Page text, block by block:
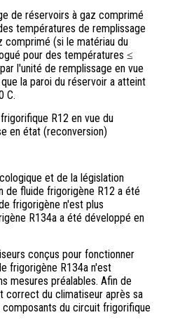
de réservoirs à gaz comprimé
températures de remplissage
comprimé (si le matériau du
pour des températures ≤
l'unité de remplissage en vue
la paroi du réservoir a atteint
C.
R12 en vue du
en état (reconversion)
et de la législation
de fluide frigorigène R12 a été
frigorigène n'est plus
R134a a été développé en
conçus pour fonctionner
frigorigène R134a n'est
mesures préalables. Afin de
correct du climatiseur après sa
du circuit frigorifique